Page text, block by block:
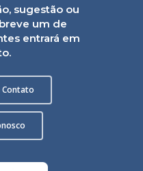
sugestão ou
um de
entrará em
Contato